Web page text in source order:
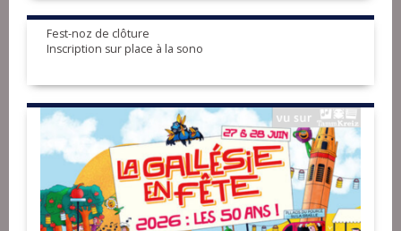
Fest-noz de clôture
Inscription sur place à la sono